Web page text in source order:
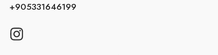
+905331646199